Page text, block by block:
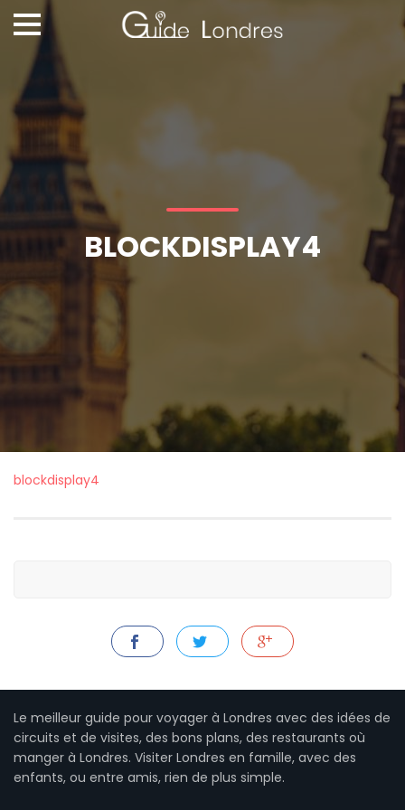
BLOCKDISPLAY4
blockdisplay4
Le meilleur guide pour voyager à Londres avec des idées de
circuits et de visites, des bons plans, des restaurants où
manger à Londres. Visiter Londres en famille, avec des
enfants, ou entre amis, rien de plus simple.